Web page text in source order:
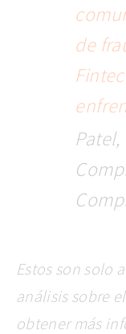
de
Estos son solo
análisis sobre
obtener más